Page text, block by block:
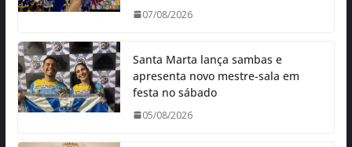
07/08/2026
Santa Marta lança sambas e
apresenta novo mestre-sala em
festa no sábado
05/08/2026